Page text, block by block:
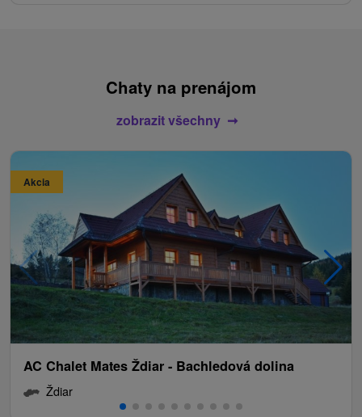
Chaty na prenájom
zobrazit všechny
Akcia
AC Chalet Mates Ždiar - Bachledová dolina
Ždiar